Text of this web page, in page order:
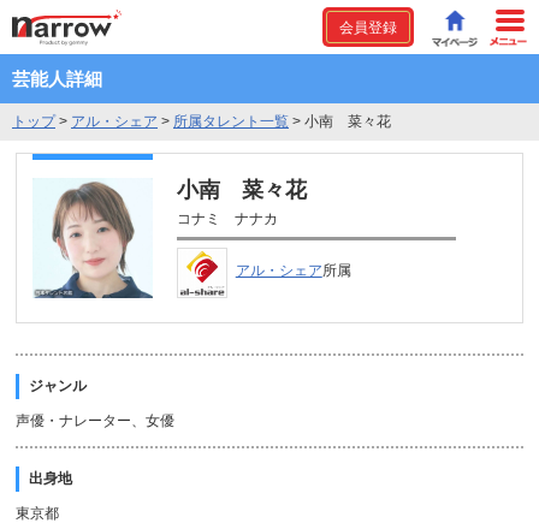
会員登録
芸能人詳細
トップ> アル・シェア > 所属タレント一覧 > 小南 菜々花
小南 菜々花
コナミ ナナカ
アル・シェア所属
ジャンル
声優・ナレーター、女優
出身地
東京都